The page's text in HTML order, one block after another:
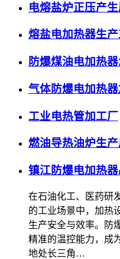
电熔盐炉正压产生
熔盐电加热器生
防爆煤油电加热
气体防爆电加热
工业电热管加工厂
燃油导热油炉生
镇江防爆电加热
在石油化工、医药研
的工业场景中，加热
生产安全与效率。防
精准的温控能力，成
地处长三角…